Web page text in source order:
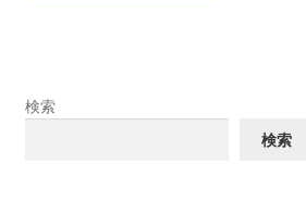
検索
検索